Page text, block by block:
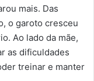
mais. Das
o garoto cresceu
Ao lado da mãe,
as dificuldades
treinar e manter